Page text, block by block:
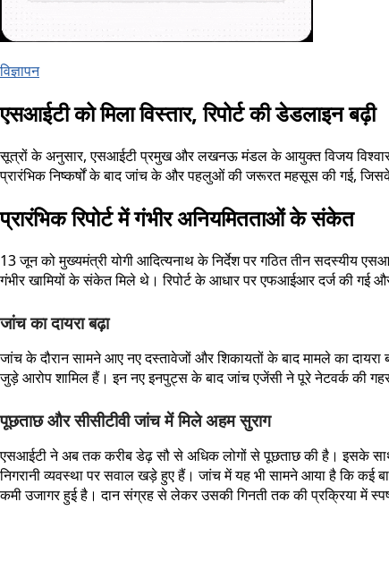
विज्ञापन
एसआईटी को मिला विस्तार, रिपोर्ट की डेडलाइन बढ़ी
सूत्रों के अनुसार, एसआईटी प्रमुख और लखनऊ मंडल के आयुक्त विजय विश्वास
प्रारंभिक निष्कर्षों के बाद जांच के और पहलुओं की जरूरत महसूस की गई,
प्रारंभिक रिपोर्ट में गंभीर अनियमितताओं के संकेत
13 जून को मुख्यमंत्री योगी आदित्यनाथ के निर्देश पर गठित तीन सदस्यीय
गंभीर खामियों के संकेत मिले थे। रिपोर्ट के आधार पर एफआईआर दर्ज की गई
जांच का दायरा बढ़ा
जांच के दौरान सामने आए नए दस्तावेजों और शिकायतों के बाद मामले का दायरा
जुड़े आरोप शामिल हैं। इन नए इनपुट्स के बाद जांच एजेंसी ने पूरे नेटवर्क की
पूछताछ और सीसीटीवी जांच में मिले अहम सुराग
एसआईटी ने अब तक करीब डेढ़ सौ से अधिक लोगों से पूछताछ की है। इसके साथ
निगरानी व्यवस्था पर सवाल खड़े हुए हैं। जांच में यह भी सामने आया है कि कई बार
कमी उजागर हुई है। दान संग्रह से लेकर उसकी गिनती तक की प्रक्रिया में